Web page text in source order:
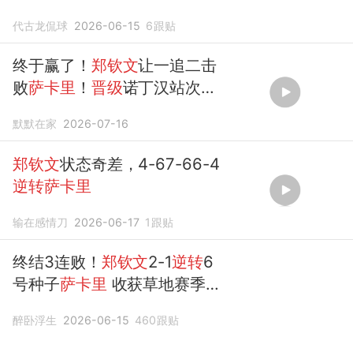
代古龙侃球 2026-06-15 6跟贴
终于赢了！ 郑钦文让一追二击
败萨卡里 ！ 晋级诺丁汉站次
默默在家 2026-07-16
郑钦文状态奇差，4-67-66-4
逆转萨卡里
输在感情刀 2026-06-17 1 跟贴
终结3连败！ 郑钦文2-1逆转6
号种子萨卡里 收获草地赛季首
醉卧浮生 2026-06-15 460跟贴